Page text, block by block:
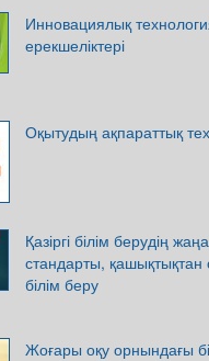
Инновациялық
ерекшеліктері
Оқытудың ақпараттық
Қазіргі білім берудің
стандарты, қашықтықтан
білім беру
Жоғары оқу орнындағы